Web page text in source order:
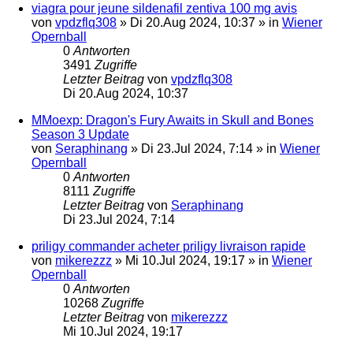
viagra pour jeune sildenafil zentiva 100 mg avis
von vpdzflq308 » Di 20.Aug 2024, 10:37 » in Wiener
Opernball
0 Antworten
3491 Zugriffe
Letzter Beitrag von vpdzflq308
Di 20.Aug 2024, 10:37
MMoexp: Dragon's Fury Awaits in Skull and Bones
Season 3 Update
von Seraphinang » Di 23.Jul 2024, 7:14 » in Wiener
Opernball
0 Antworten
8111 Zugriffe
Letzter Beitrag von Seraphinang
Di 23.Jul 2024, 7:14
priligy commander acheter priligy livraison rapide
von mikerezzz » Mi 10.Jul 2024, 19:17 » in Wiener
Opernball
0 Antworten
10268 Zugriffe
Letzter Beitrag von mikerezzz
Mi 10.Jul 2024, 19:17